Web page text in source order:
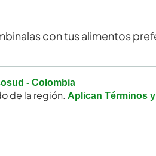
con tus alimentos
- Colombia
de la región. Aplican Términos